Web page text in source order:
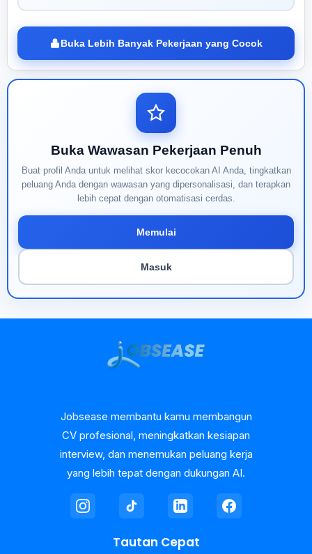
Buka Lebih Banyak Pekerjaan yang Cocok
Buka Wawasan Pekerjaan Penuh
Buat profil Anda untuk melihat skor kecocokan AI Anda, tingkatkan
peluang Anda dengan wawasan yang dipersonalisasi, dan terapkan
lebih cepat dengan otomatisasi cerdas.
Memulai
Masuk
Jobsease membantu kamu membangun
CV profesional, meningkatkan kesiapan
interview, dan menemukan peluang kerja
yang lebih tepat dengan dukungan AI.
Tautan Cepat